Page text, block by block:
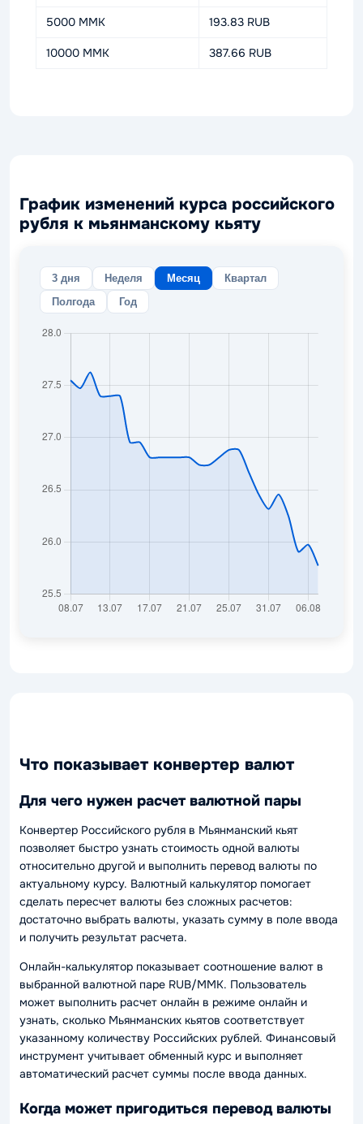
5000 MMK 193.83 RUB
10000 MMK 387.66 RUB
График изменений курса российского
рубля к мьянманскому кьяту
3 дня Неделя Месяц
Квартал
Полгода
Год
Что показывает конвертер валют
Для чего нужен расчет валютной пары
Конвертер Российского рубля в Мьянманский кьят
позволяет быстро узнать стоимость одной валюты
относительно другой и выполнить перевод валюты по
актуальному курсу. Валютный калькулятор помогает
сделать пересчет валюты без сложных расчетов:
достаточно выбрать валюты, указать сумму в поле ввода
и получить результат расчета.
Онлайн-калькулятор показывает соотношение валют в
выбранной валютной паре RUB/MMK. Пользователь
может выполнить расчет онлайн в режиме онлайн и
узнать, сколько Мьянманских кьятов соответствует
указанному количеству Российских рублей. Финансовый
инструмент учитывает обменный курс и выполняет
автоматический расчет суммы после ввода данных.
Когда может пригодиться перевод валюты